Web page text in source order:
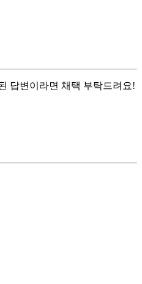
답변이라면 채택 부탁드려요!